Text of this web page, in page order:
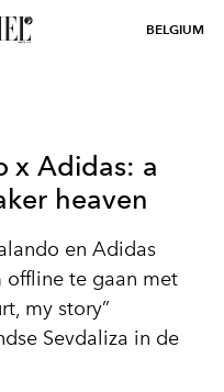
BELGIUM
x Adidas: a
heaven
en Adidas
offline te gaan met
my story”
Sevdaliza in de